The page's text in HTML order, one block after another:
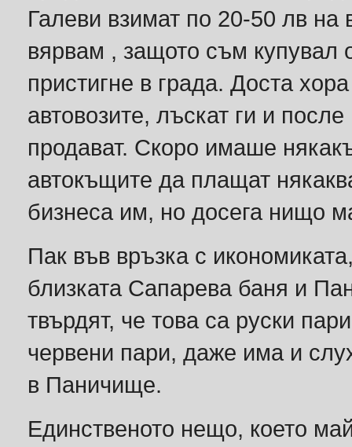
Галеви взимат по 20-50 лв на
вярвам , защото съм купувал
пристигне в града. Доста
автовозите, лъскат ги и
продават. Скоро имаше
автокъщите да плащат
бизнеса им, но досега нищо
Пак във връзка с
близката Сапарева баня и
твърдят, че това са руски
червени пари, даже има и
в Паничище.
Единственото нещо, което